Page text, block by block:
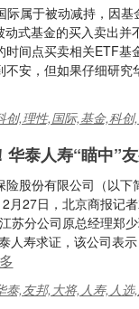
属于被动减持，因基
式基金的买入卖出并
时间点买卖相关ETF基
安，但如果仔细研
创,理性,国际,基金,科创
泰人寿“瞄中”
股份有限公司（以下
月27日，北京商报记
苏分公司原总经理郑
人寿求证，该公司表
泰,友邦,大将,人寿,人选